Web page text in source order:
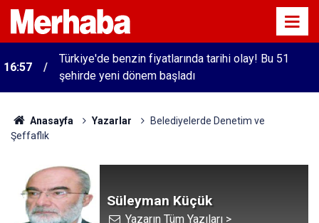
16:57
Türkiye'de benzin fiyatlarında tarihi olay! Bu 51
şehirde yeni dönem başladı
Anasayfa Yazarlar
Belediyelerde Denetim ve
Şeffaflık
Süleyman Küçük
Yazarın Tüm Yazıları >